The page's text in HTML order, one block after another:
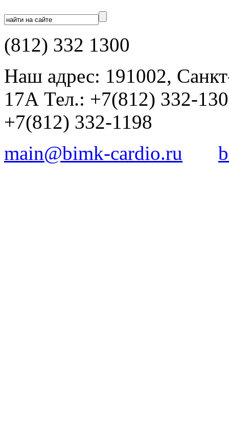
(812) 332 1300
Наш адрес: 191002,
17А Тел.: +7(812) 332-
+7(812) 332-1198
main@bimk-cardio.ru